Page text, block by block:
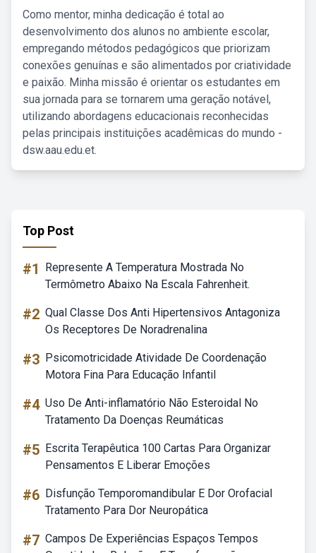
Como mentor, minha dedicação é total ao
desenvolvimento dos alunos no ambiente escolar,
empregando métodos pedagógicos que priorizam
conexões genuínas e são alimentados por criatividade
e paixão. Minha missão é orientar os estudantes em
sua jornada para se tornarem uma geração notável,
utilizando abordagens educacionais reconhecidas
pelas principais instituições acadêmicas do mundo -
dsw.aau.edu.et.
Top Post
#1
Represente A Temperatura Mostrada No
Termômetro Abaixo Na Escala Fahrenheit.
#2 Qual Classe Dos Anti Hipertensivos Antagoniza
Os Receptores De Noradrenalina
#3 Psicomotricidade Atividade De Coordenação
Motora Fina Para Educação Infantil
#4 Uso De Anti-inflamatório Não Esteroidal No
Tratamento Da Doenças Reumáticas
#5 Escrita Terapêutica 100 Cartas Para Organizar
Pensamentos E Liberar Emoções
#6 Disfunção Temporomandibular E Dor Orofacial
Tratamento Para Dor Neuropática
#7 Campos De Experiências Espaços Tempos